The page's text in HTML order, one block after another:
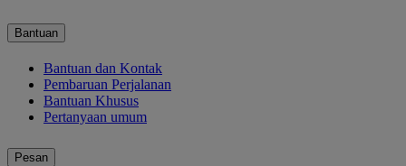
Bantuan
Bantuan dan Kontak
Pembaruan Perjalanan
Bantuan Khusus
Pertanyaan umum
Pesan